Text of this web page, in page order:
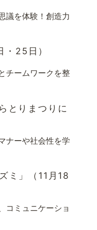
議を体験！創造力
・25日）
チームワークを整
とりまつりに
ナーや社会性を学
ミ」（11月18
コミュニケーショ